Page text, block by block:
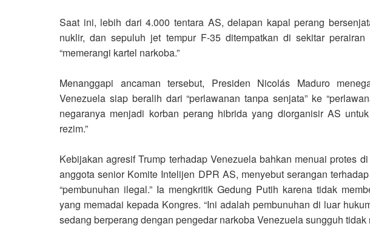
Saat ini, lebih dari 4.000 tentara AS, delapan kapal perang
nuklir, dan sepuluh jet tempur F-35 ditempatkan di sekitar
“memerangi kartel narkoba.”
Menanggapi ancaman tersebut, Presiden Nicolás Maduro
Venezuela siap beralih dari “perlawanan tanpa senjata” ke
negaranya menjadi korban perang hibrida yang diorganisir AS
rezim.”
Kebijakan agresif Trump terhadap Venezuela bahkan menuai protes
anggota senior Komite Intelijen DPR AS, menyebut serangan
“pembunuhan ilegal.” Ia mengkritik Gedung Putih karena tidak
yang memadai kepada Kongres. “Ini adalah pembunuhan di luar
sedang berperang dengan pengedar narkoba Venezuela sungguh tidak